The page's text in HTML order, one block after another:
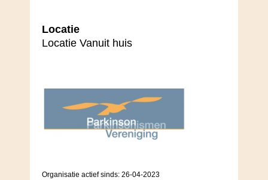
Locatie
Locatie Vanuit huis
Organisatie actief sinds: 26-04-2023